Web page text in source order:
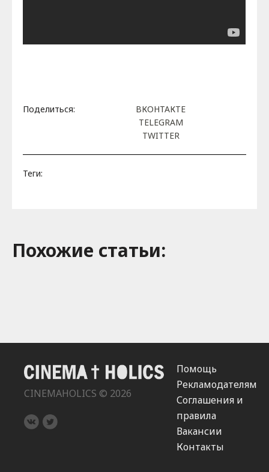
Поделиться:
ВКОНТАКТЕ
TELEGRAM
TWITTER
Теги:
Похожие cтатьи:
CINEMAHOLICS © 2026
Помощь
Рекламодателям
Соглашения и
правила
Вакансии
Контакты